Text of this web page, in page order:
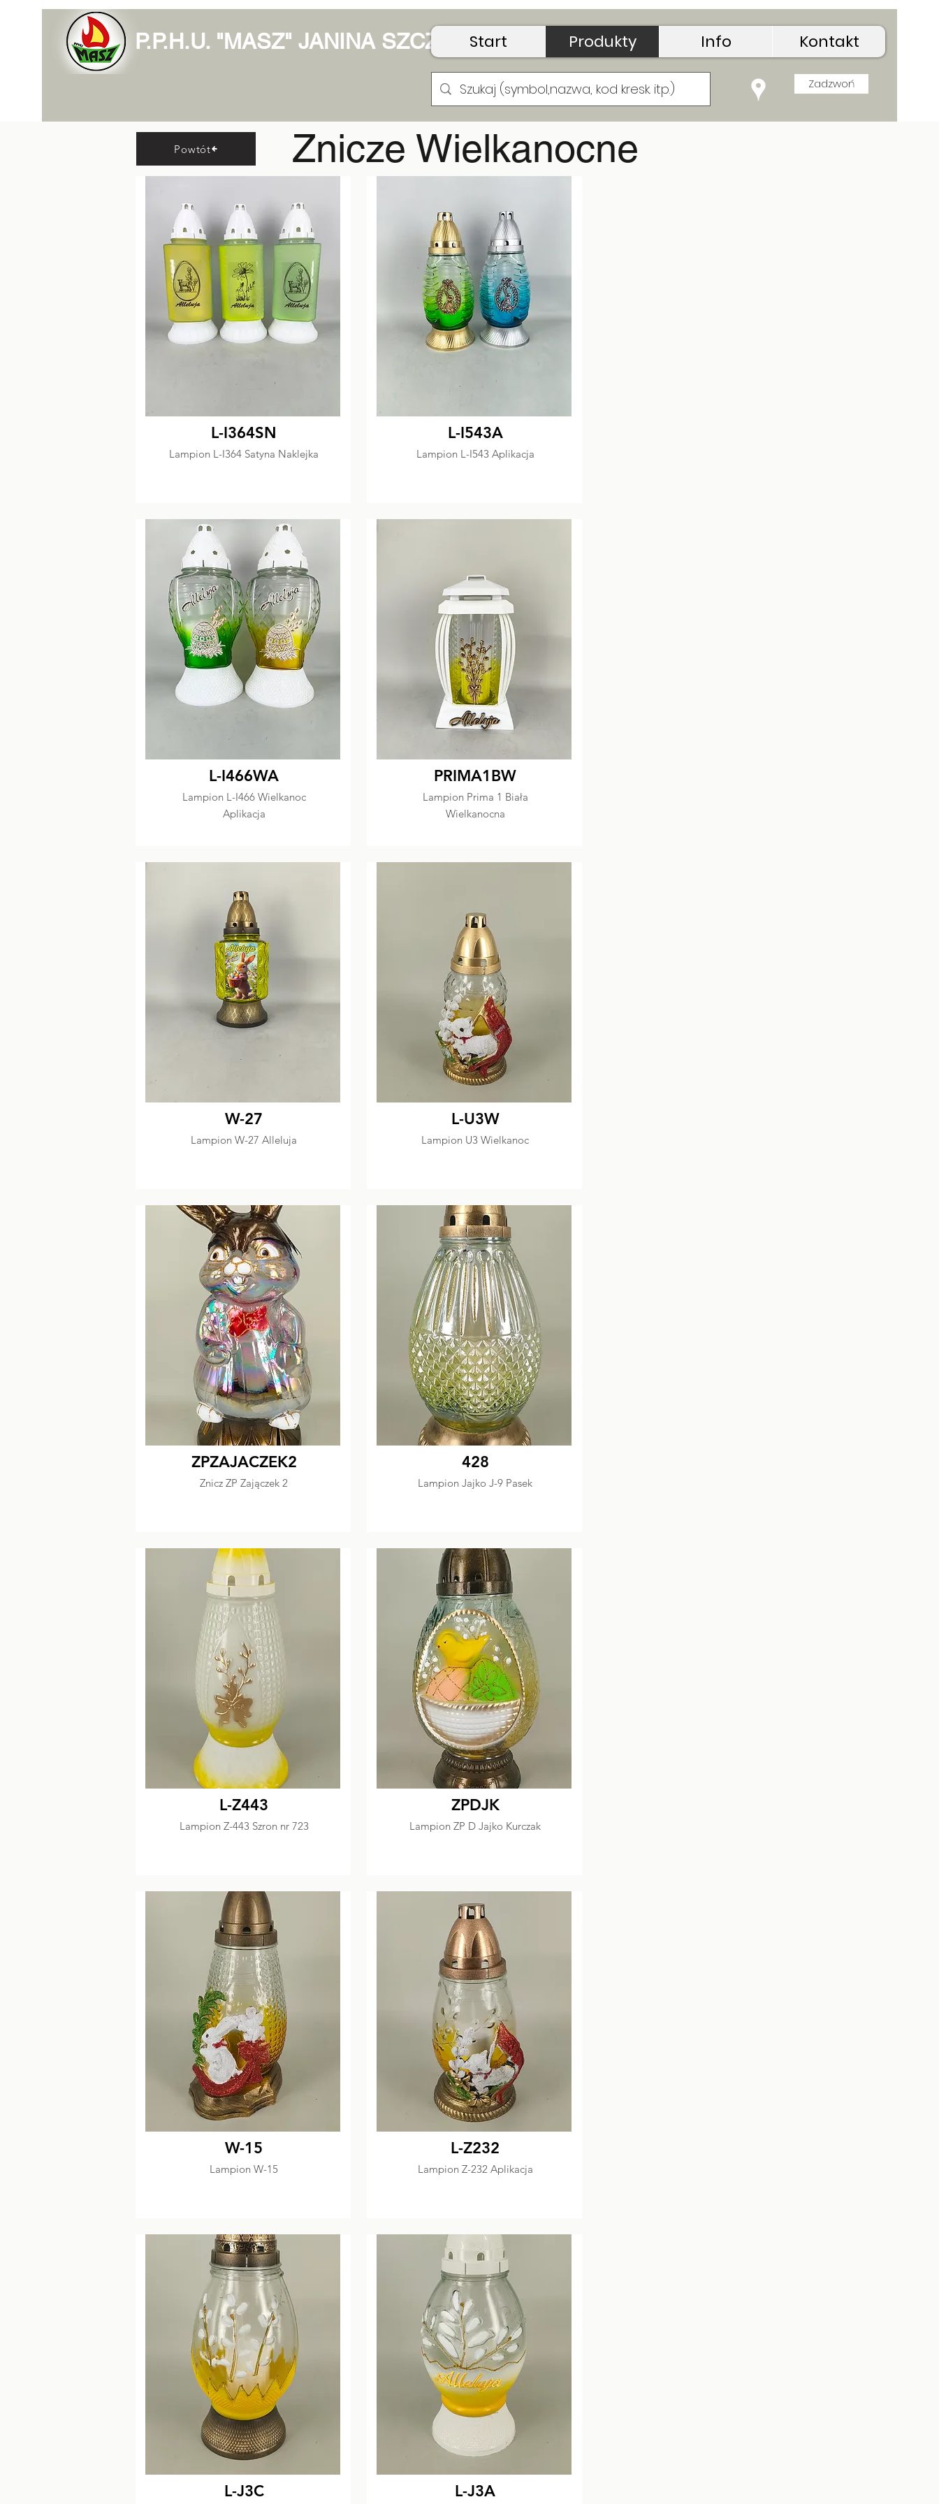
P.P.H.U. "MASZ" JANINA SZCZUDŁO
Start Produkty Info Kontakt
Zadzwoń
Znicze Wielkanocne
Powtót
L-I364SN
Lampion L-I364 Satyna Naklejka
L-I466WA
Lampion L-I466 Wielkanoc
Aplikacja
W-27
Lampion W-27 Alleluja
ZPZAJACZEK2
Znicz ZP Zajączek 2
L-Z443
Lampion Z-443 Szron nr 723
W-15
Lampion W-15
L-J3C
L-I543A
Lampion L-I543 Aplikacja
PRIMA1BW
Lampion Prima 1 Biała
Wielkanocna
L-U3W
Lampion U3 Wielkanoc
428
Lampion Jajko J-9 Pasek
ZPDJK
Lampion ZP D Jajko Kurczak
L-Z232
Lampion Z-232 Aplikacja
L-J3A